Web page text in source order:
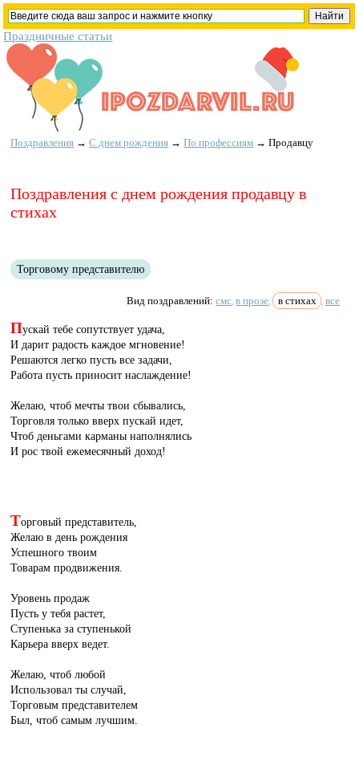
Праздничные статьи
Поздравления →С днем рождения →По профессиям →Продавцу
Поздравления с днем рождения продавцу в
стихах
Торговому представителю
Вид поздравлений:смс, в прозе, в стихах , все
Пускай тебе сопутствует удача,
И дарит радость каждое мгновение!
Решаются легко пусть все задачи,
Работа пусть приносит наслаждение!
Желаю, чтоб мечты твои сбывались,
Торговля только вверх пускай идет,
Чтоб деньгами карманы наполнялись
И рос твой ежемесячный доход!
Торговый представитель,
Желаю в день рождения
Успешного твоим
Товарам продвижения.
Уровень продаж
Пусть у тебя растет,
Ступенька за ступенькой
Карьера вверх ведет.
Желаю, чтоб любой
Использовал ты случай,
Торговым представителем
Был, чтоб самым лучшим.